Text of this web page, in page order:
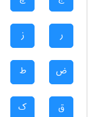
ر ز
ض ط
ق ک